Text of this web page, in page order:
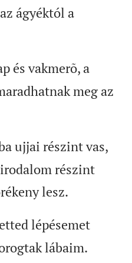
ágyéktól a
és vakmerõ, a
meg az
ujjai részint vas,
részint
lesz.
lépésemet
lábaim.